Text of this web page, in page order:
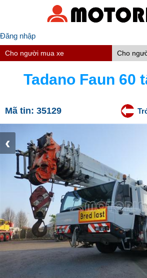
Đăng nhập
Cho người mua xe Cho
Tadano Faun 60
Mã tin: 35129
‹